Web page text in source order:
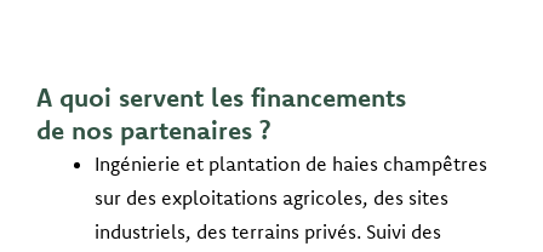
A quoi servent les financements
de nos partenaires ?
Ingénierie et plantation de haies champêtres
sur des exploitations agricoles, des sites
industriels, des terrains privés. Suivi des